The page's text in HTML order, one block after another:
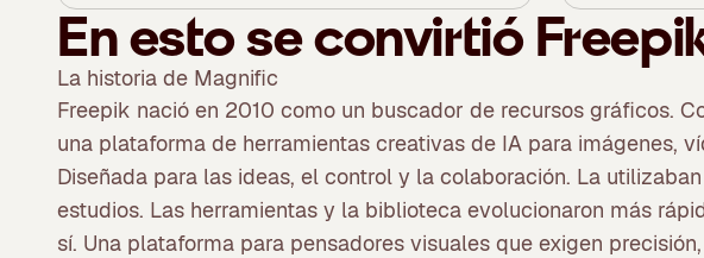
En esto se convirtió
La historia de Magnific
Freepik nació en 2010 como un buscador de recursos gráficos.
una plataforma de herramientas creativas de IA para imágenes,
Diseñada para las ideas, el control y la colaboración. La
estudios. Las herramientas y la biblioteca evolucionaron más
sí. Una plataforma para pensadores visuales que exigen
Ve el vídeo